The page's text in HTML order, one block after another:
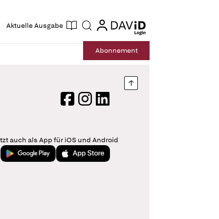
Aktuelle Ausgabe Suche login
login
Abonnement
Nach oben springen
FacebookInstagram
LinkedIn
auch als App für iOS und Android
Jetzt bei Google PlayLaden im App Store